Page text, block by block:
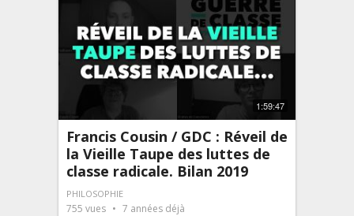
1:59:47
Francis Cousin / GDC : Réveil de
la Vieille Taupe des luttes de
classe radicale. Bilan 2019
PHILOSOPHIE
755 vues 7 années déjà